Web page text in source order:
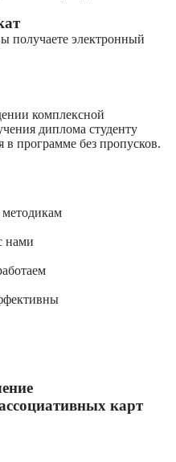
получаете электронный
комплексной
диплома студенту
в программе без пропусков.
нами
карт